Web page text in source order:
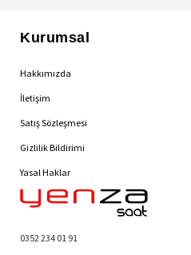
Kurumsal
Hakkımızda
İletişim
Satış Sözleşmesi
Gizlilik Bildirimi
Yasal Haklar
0352 234 01 91